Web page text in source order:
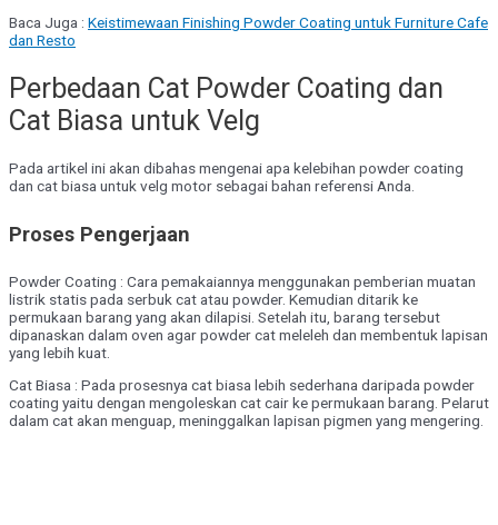
Baca Juga : Keistimewaan Finishing Powder Coating untuk Furniture Cafe
dan Resto
Perbedaan Cat Powder Coating dan
Cat Biasa untuk Velg
Pada artikel ini akan dibahas mengenai apa kelebihan powder coating
dan cat biasa untuk velg motor sebagai bahan referensi Anda.
Proses Pengerjaan
Powder Coating : Cara pemakaiannya menggunakan pemberian muatan
listrik statis pada serbuk cat atau powder. Kemudian ditarik ke
permukaan barang yang akan dilapisi. Setelah itu, barang tersebut
dipanaskan dalam oven agar powder cat meleleh dan membentuk lapisan
yang lebih kuat.
Cat Biasa : Pada prosesnya cat biasa lebih sederhana daripada powder
coating yaitu dengan mengoleskan cat cair ke permukaan barang. Pelarut
dalam cat akan menguap, meninggalkan lapisan pigmen yang mengering.